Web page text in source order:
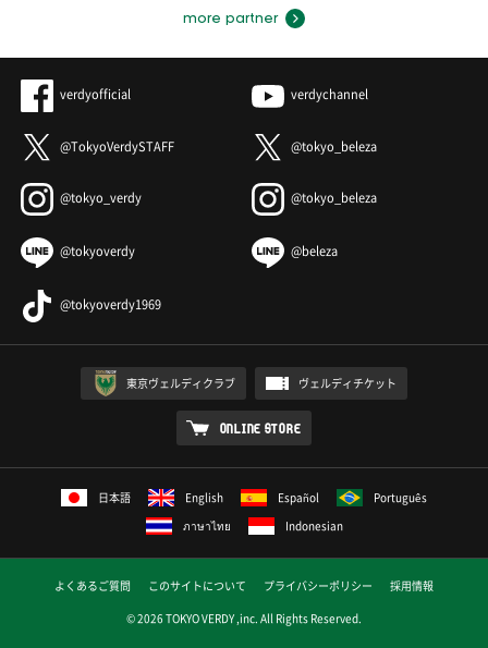
more partner
verdyofficial verdychannel
@TokyoVerdySTAFF @tokyo_beleza
@tokyo_verdy @tokyo_beleza
@tokyoverdy @beleza
@tokyoverdy1969
東京ヴェルディクラブ ヴェルディチケット
ONLINE STORE
日本語 English Español
Português
ภาษาไทย
Indonesian
よくあるご質問 このサイトについて プライバシーポリシー
採用情報
© 2026 TOKYO VERDY ,inc. All Rights Reserved.